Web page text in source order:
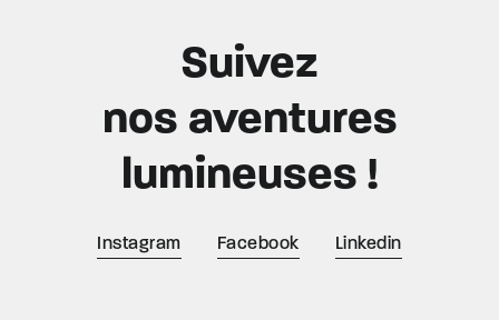
Suivez
nos aventures
lumineuses !
Instagram Facebook Linkedin